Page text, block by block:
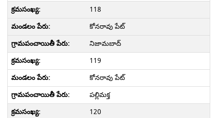
118
కోనరావు పేట్
నిజామబాద్
119
కోనరావు పేట్
పల్లిమక్త
120